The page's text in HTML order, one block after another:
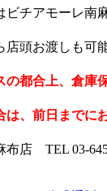
チアモーレ南
店頭お渡しも可
の都合上、倉庫
は、前日までに
店 TEL 03-